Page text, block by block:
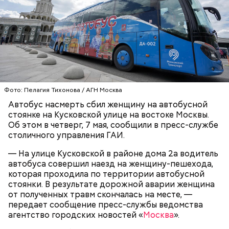
Фото: Пелагия Тихонова / АГН Москва
Автобус насмерть сбил женщину на автобусной
стоянке на Кусковской улице на востоке Москвы.
Об этом в четверг, 7 мая, сообщили в пресс-службе
столичного управления ГАИ.
— На улице Кусковской в районе дома 2а водитель
автобуса совершил наезд на женщину-пешехода,
которая проходила по территории автобусной
стоянки. В результате дорожной аварии женщина
от полученных травм скончалась на месте, —
передает сообщение пресс-службы ведомства
агентство городских новостей «Москва».
Родственники обналичивали деньги и возвращали
их Гасанову. А чтобы пользоваться деньгами и не
вызвать подозрений у налоговой, Гасанов либо
распределял их между еще несколькими счетами,
либопокупал на них квартиры.
Следующим подопытным стал друг детства
— Мы съездили за витаминами, вернулись обратно,
поднялись домой. У него ухудшилось самочувствие
через сутки... Его увезли в больницу,
реанимировали, и там он скончался, — рассказывал
Миссюра на допросе.
Видео: пресс-служба ГСУ СК по Московской области